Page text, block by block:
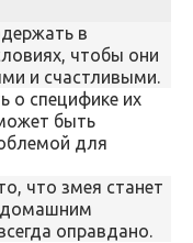
в
чтобы они
и счастливыми.
о специфике их
быть
для
что змея станет
оправдано.